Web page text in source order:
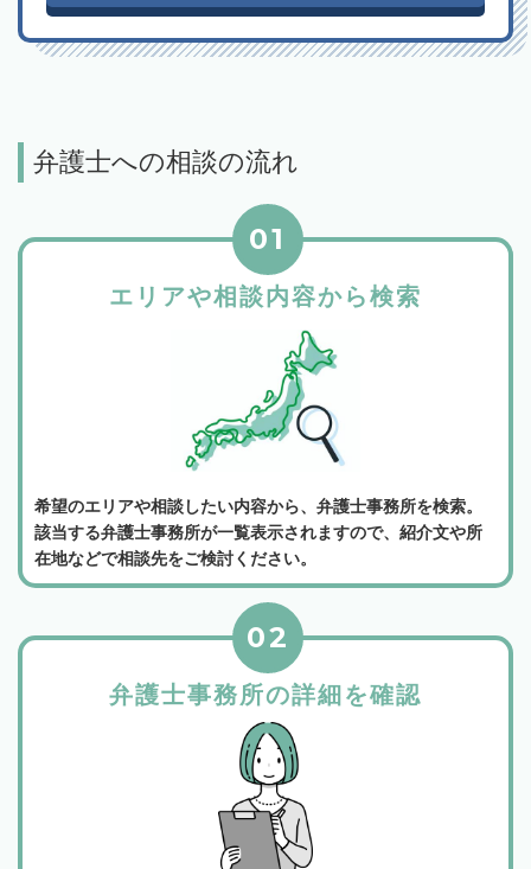
弁護士への相談の流れ
エリアや相談内容から検索
01
希望のエリアや相談したい内容から、弁護士事務所を検索。
該当する弁護士事務所が一覧表示されますので、紹介文や所
在地などで相談先をご検討ください。
弁護士事務所の詳細を確認
02